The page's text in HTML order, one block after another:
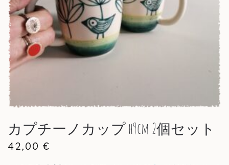
カプチーノカップ h9cm 2個セット
42,00 €